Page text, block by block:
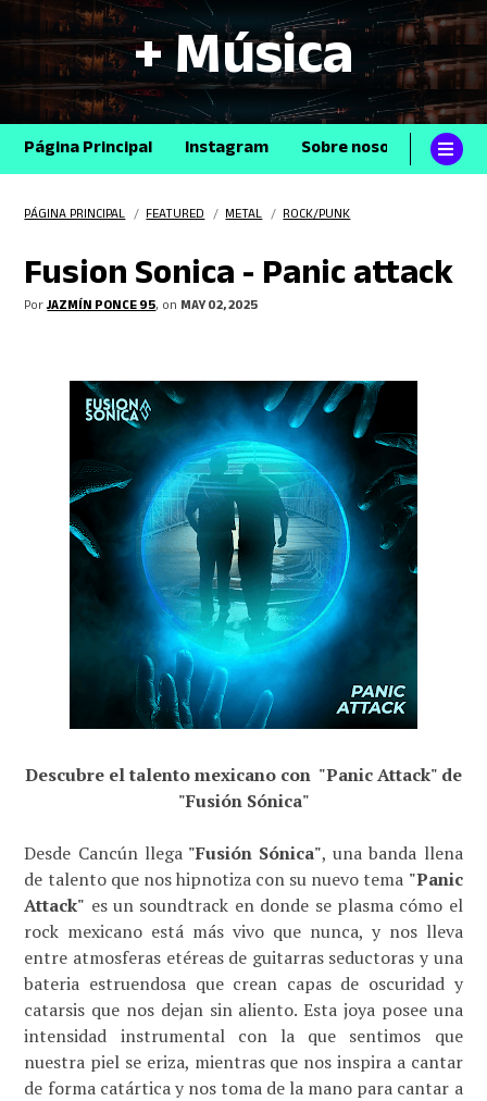
+ Música
Página Principal Instagram Sobre nosotros
PÁGINA PRINCIPAL /FEATURED /METAL /ROCK/PUNK
Fusion Sonica - Panic attack
PorJAZMÍN PONCE 95, on MAY 02, 2025
Descubre el talento mexicano con "Panic Attack" de
"Fusión Sónica"
Desde Cancún llega"Fusión Sónica", una banda llena
de talento que nos hipnotiza con su nuevo tema "Panic
Attack" es un soundtrack en donde se plasma cómo el
rock mexicano está más vivo que nunca, y nos lleva
entre atmosferas etéreas de guitarras seductoras y una
bateria estruendosa que crean capas de oscuridad y
catarsis que nos dejan sin aliento. Esta joya posee una
intensidad instrumental con la que sentimos que
nuestra piel se eriza, mientras que nos inspira a cantar
de forma catártica y nos toma de la mano para cantar a